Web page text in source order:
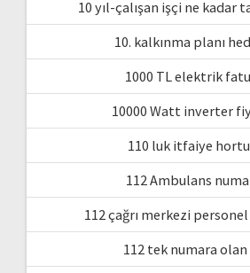
10 yıl-çalışan işçi ne kadar
10. kalkınma planı
1000 TL elektrik
10000 Watt inverter
110 luk itfaiye
112 Ambulans
112 çağrı merkezi personel
112 tek numara